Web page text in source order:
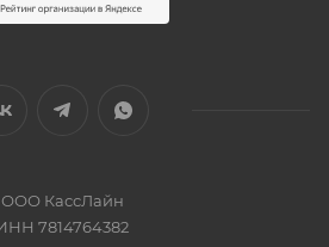
ООО КассЛайн
7814764382